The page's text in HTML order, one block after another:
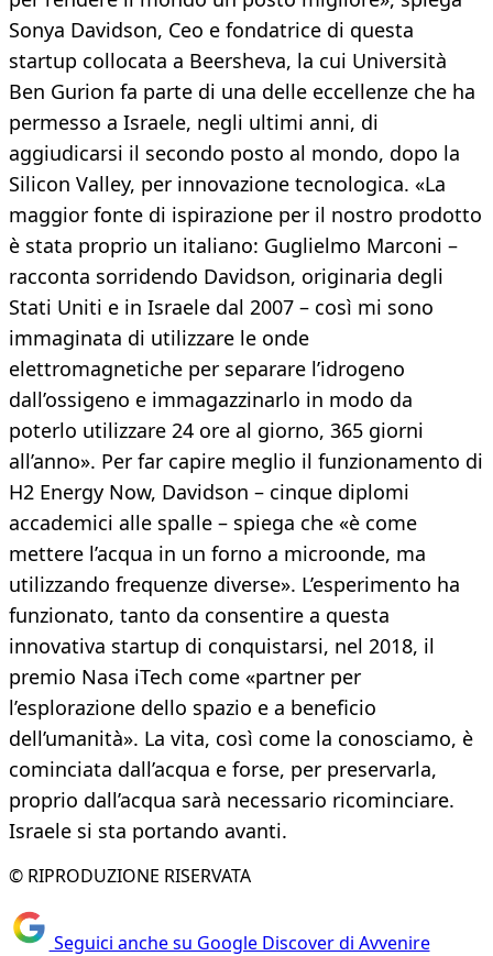
Sonya Davidson, Ceo e fondatrice di questa
startup collocata a Beersheva, la cui Università
Ben Gurion fa parte di una delle eccellenze che ha
permesso a Israele, negli ultimi anni, di
aggiudicarsi il secondo posto al mondo, dopo la
Silicon Valley, per innovazione tecnologica. «La
maggior fonte di ispirazione per il nostro prodotto
è stata proprio un italiano: Guglielmo Marconi –
racconta sorridendo Davidson, originaria degli
Stati Uniti e in Israele dal 2007 – così mi sono
immaginata di utilizzare le onde
elettromagnetiche per separare l’idrogeno
dall’ossigeno e immagazzinarlo in modo da
poterlo utilizzare 24 ore al giorno, 365 giorni
all’anno». Per far capire meglio il funzionamento di
H2 Energy Now, Davidson – cinque diplomi
accademici alle spalle – spiega che «è come
mettere l’acqua in un forno a microonde, ma
utilizzando frequenze diverse». L’esperimento ha
funzionato, tanto da consentire a questa
innovativa startup di conquistarsi, nel 2018, il
premio Nasa iTech come «partner per
l’esplorazione dello spazio e a beneficio
dell’umanità». La vita, così come la conosciamo, è
cominciata dall’acqua e forse, per preservarla,
proprio dall’acqua sarà necessario ricominciare.
Israele si sta portando avanti.
© RIPRODUZIONE RISERVATA
Seguici anche su Google Discover di Avvenire